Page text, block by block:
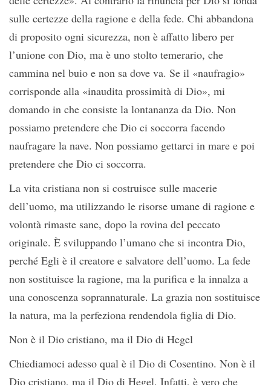
sulle certezze della ragione e della fede. Chi abbandona
di proposito ogni sicurezza, non è affatto libero per
l’unione con Dio, ma è uno stolto temerario, che
cammina nel buio e non sa dove va. Se il «naufragio»
corrisponde alla «inaudita prossimità di Dio», mi
domando in che consiste la lontananza da Dio. Non
possiamo pretendere che Dio ci soccorra facendo
naufragare la nave. Non possiamo gettarci in mare e poi
pretendere che Dio ci soccorra.
La vita cristiana non si costruisce sulle macerie
dell’uomo, ma utilizzando le risorse umane di ragione e
volontà rimaste sane, dopo la rovina del peccato
originale. È sviluppando l’umano che si incontra Dio,
perché Egli è il creatore e salvatore dell’uomo. La fede
non sostituisce la ragione, ma la purifica e la innalza a
una conoscenza soprannaturale. La grazia non sostituisce
la natura, ma la perfeziona rendendola figlia di Dio.
Non è il Dio cristiano, ma il Dio di Hegel
Chiediamoci adesso qual è il Dio di Cosentino. Non è il
Dio cristiano, ma il Dio di Hegel. Infatti, è vero che